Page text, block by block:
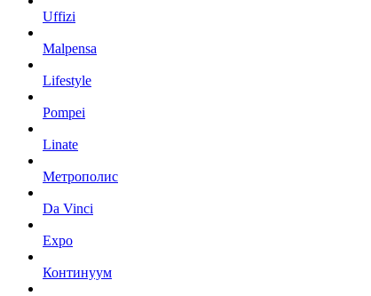
Uffizi
Malpensa
Lifestyle
Pompei
Linate
Метрополис
Da Vinci
Expo
Континуум